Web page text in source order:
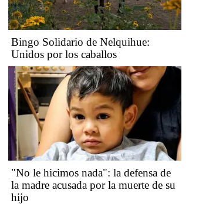
Bingo Solidario de Nelquihue:
Unidos por los caballos
"No le hicimos nada": la defensa de
la madre acusada por la muerte de su
hijo